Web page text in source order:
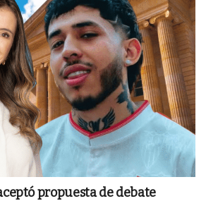
propuesta de debate